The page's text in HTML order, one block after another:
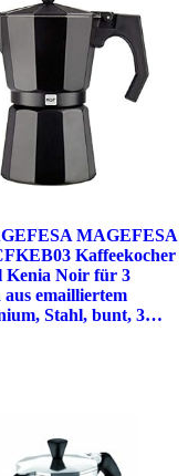
MAGEFESA
Kaffeekocher
Kenia Noir für 3
aus emailliertem
Stahl, bunt, 3…